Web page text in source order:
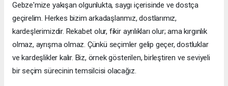
Gebze'mize yakışan olgunlukta, saygı içerisinde ve dostça
geçirelim. Herkes bizim arkadaşlarımız, dostlarımız,
kardeşlerimizdir. Rekabet olur, fikir ayrılıkları olur; ama kırgınlık
olmaz, ayrışma olmaz. Çünkü seçimler gelip geçer, dostluklar
ve kardeşlikler kalır. Biz, örnek gösterilen, birleştiren ve seviyeli
bir seçim sürecinin temsilcisi olacağız.